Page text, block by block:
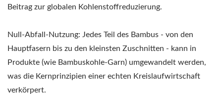
Beitrag zur globalen Kohlenstoffreduzierung.
Null-Abfall-Nutzung: Jedes Teil des Bambus - von den
Hauptfasern bis zu den kleinsten Zuschnitten - kann in
Produkte (wie Bambuskohle-Garn) umgewandelt werden,
was die Kernprinzipien einer echten Kreislaufwirtschaft
verkörpert.